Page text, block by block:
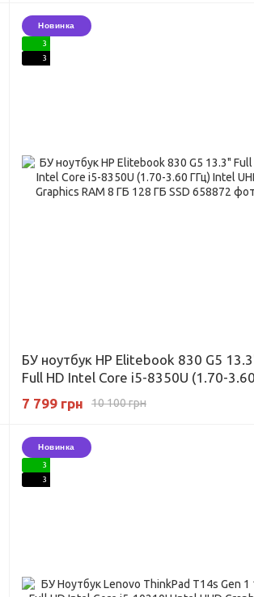
Новинка
3
3
БУ ноутбук HP Elitebook 830 G5
Full HD Intel Core i5-8350U (1.70-3.60
SSD
10 100 грн
7 799 грн
Новинка
3
3